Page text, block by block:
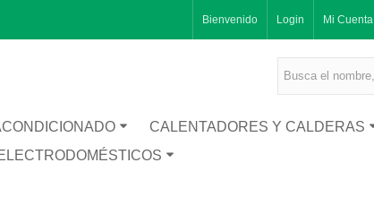
Mi Cuenta
Bienvenido Login
CALENTADORES Y CALDERAS